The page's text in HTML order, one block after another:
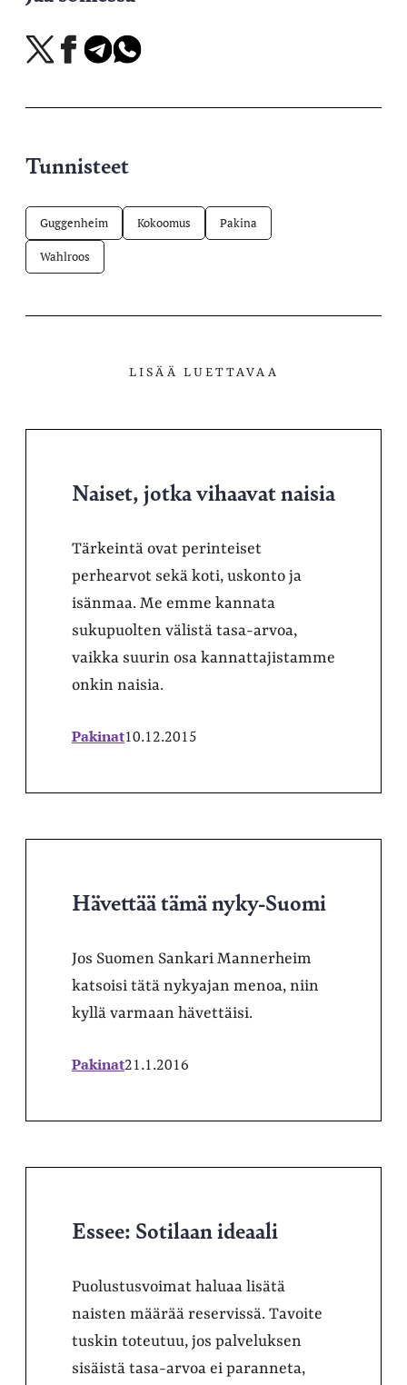
Jaa
X-
Jaa
Facebookissa
Jaa
Telegramissa
Jaa
WhatsAppissa
Tunnisteet
Guggenheim Kokoomus Pakina
Wahlroos
LISÄÄ LUETTAVAA
Naiset, jotka vihaavat naisia
Tärkeintä ovat perinteiset
perhearvot sekä koti, uskonto ja
isänmaa. Me emme kannata
sukupuolten välistä tasa-arvoa,
vaikka suurin osa kannattajistamme
onkin naisia.
Pakinat10.12.2015
Hävettää tämä nyky-Suomi
Jos Suomen Sankari Mannerheim
katsoisi tätä nykyajan menoa, niin
kyllä varmaan hävettäisi.
Pakinat21.1.2016
Essee: Sotilaan ideaali
Puolustusvoimat haluaa lisätä
naisten määrää reservissä. Tavoite
tuskin toteutuu, jos palveluksen
sisäistä tasa-arvoa ei paranneta,